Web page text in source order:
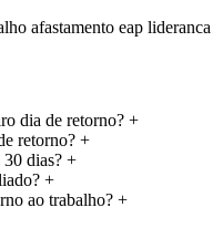
afastamento eap lideranca
dia de retorno?+
retorno?+
dias?+
+
ao trabalho?+